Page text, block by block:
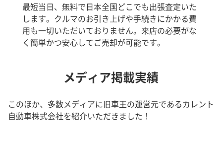
最短当日、無料で日本全国どこでも出張査定いた
します。クルマのお引き上げや手続きにかかる費
用も一切いただいておりません。来店の必要がな
く簡単かつ安心してご売却が可能です。
メディア掲載実績
このほか、多数メディアに旧車王の運営元であるカレント
自動車株式会社を紹介いただきました！